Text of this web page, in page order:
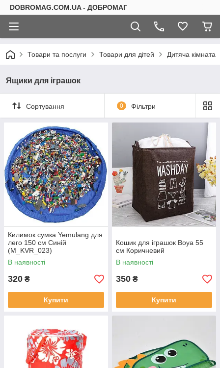
DOBROMAG.COM.UA - ДОБРОМАГ
Товари та послуги Товари для дітей Дитяча кімната
Ящики для іграшок
Сортування 0 Фільтри
Килимок сумка Yemulang для
лего 150 см Синій
(M_KVR_023)
В наявності
320 ₴
Купити
Кошик для іграшок Boya 55
см Коричневий
В наявності
350 ₴
Купити